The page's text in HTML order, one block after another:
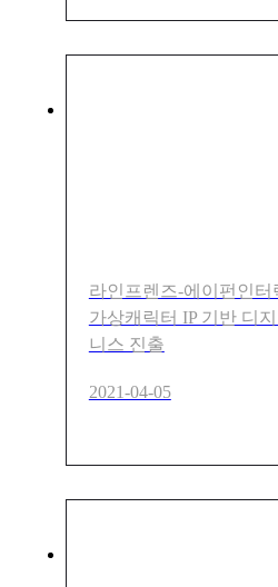
라인프렌즈-에이펀인
가상캐릭터 IP 기반 디
니스 진출
2021-04-05